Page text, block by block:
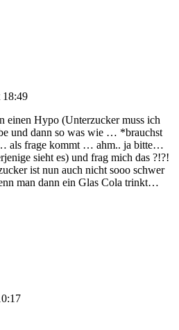
18:49
einen Hypo (Unterzucker muss ich
und dann so was wie … *brauchst
als frage kommt … ahm.. ja bitte…
sieht es) und frag mich das ?!?!
ist nun auch nicht sooo schwer
man dann ein Glas Cola trinkt…